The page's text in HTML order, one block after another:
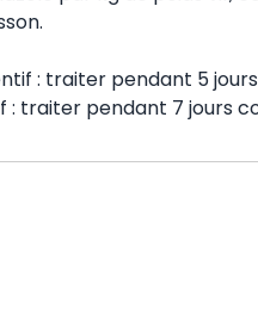
: traiter pendant 5
traiter pendant 7 jours